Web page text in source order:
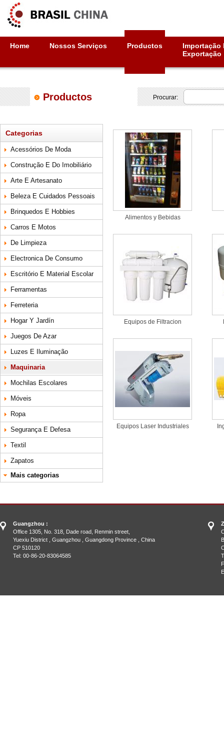
Home Nossos Serviços Productos
Importação
Exportação
Productos Procurar:
Categorias
Acessórios De Moda
Construção E Do Imobiliário
Arte E Artesanato
Beleza E Cuidados Pessoais
Brinquedos E Hobbies
Carros E Motos
De Limpieza
Electronica De Consumo
Escritório E Material Escolar
Ferramentas
Ferreteria
Hogar Y Jardín
Juegos De Azar
Luzes E Iluminação
Maquinaria
Mochilas Escolares
Móveis
Ropa
Segurança E Defesa
Textil
Zapatos
Mais categorias
Alimentos y Bebidas
Equipos de Filtracion
Equipos Laser Industriales
Guangzhou :
Office 1305, No. 318, Dade road, Renmin street,
Yuexiu District , Guangzhou , Guangdong Province , China
CP 510120
Tel: 00-86-20-83064585